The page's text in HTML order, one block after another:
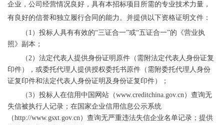
企业，公司经营情况良好，具有本招标项目所需的专业技术力量，
有良好的信誉和独立履行合同的能力。并提供以下资格证明文件：
（ 1）投标人具有有效的“三证合一”或“五证合一”的《营业执
照》副本；
（2）法定代表人提供身份证明原件（需附法定代表人身份证复
印件），或委托代理人提供授权委托书原件（需附委托代理人身份
证复印件和法定代表人身份证明及身份证复印件）；
（3）投标人在信用中国网站（www.creditchina.gov.cn）查询无
失信被执行人记录；在国家企业信用信息公示系统
（http://www.gsxt.gov.cn）查询无严重违法失信企业名单记录；提供